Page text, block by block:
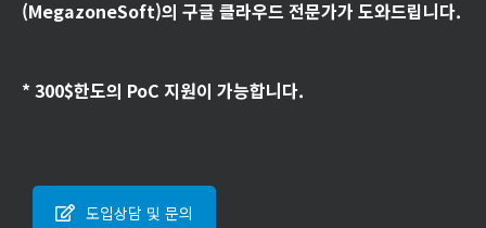
(MegazoneSoft)의 구글 클라우드 전문가가 도와드립니다.
* 300$한도의 PoC 지원이 가능합니다.
도입상담 및 문의